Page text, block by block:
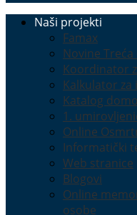
Naši projekti
Famax
Novine
Koordinator
Kalkulator
Katalog
1.
Online
Informatički
Web stranice
Blogovi
Online
osobe